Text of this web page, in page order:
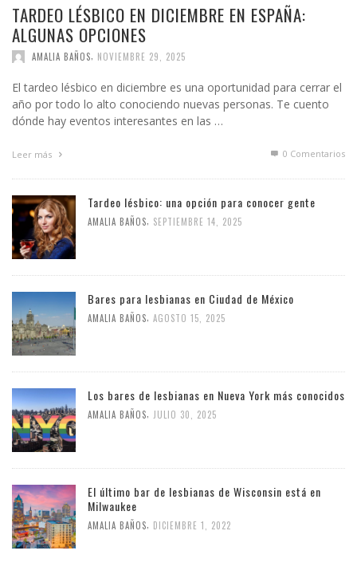
TARDEO LÉSBICO EN DICIEMBRE EN ESPAÑA:
ALGUNAS OPCIONES
AMALIA BAÑOS, NOVIEMBRE 29, 2025
El tardeo lésbico en diciembre es una oportunidad para cerrar el
año por todo lo alto conociendo nuevas personas. Te cuento
dónde hay eventos interesantes en las …
Leer más 0 Comentarios
Tardeo lésbico: una opción para conocer gente
AMALIA BAÑOS SEPTIEMBRE 14, 2025
Bares para lesbianas en Ciudad de México
AMALIA BAÑOS AGOSTO 15, 2025
Los bares de lesbianas en Nueva York más conocidos
AMALIA BAÑOS JULIO 30, 2025
El último bar de lesbianas de Wisconsin está en
Milwaukee
AMALIA BAÑOS DICIEMBRE 1, 2022